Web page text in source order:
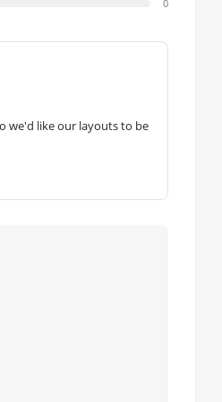
0
we'd like our layouts to be